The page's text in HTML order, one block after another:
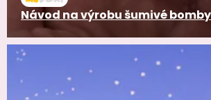
Návod na výrobu šumivé